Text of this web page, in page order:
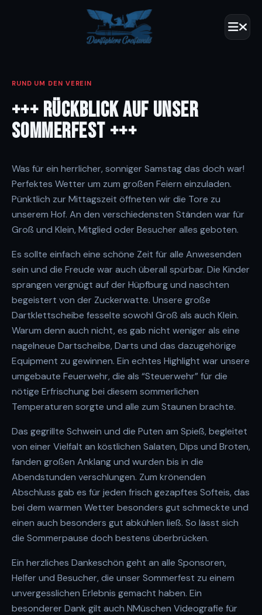
RUND UM DEN VEREIN
+++ RÜCKBLICK AUF UNSER
SOMMERFEST +++
Was für ein herrlicher, sonniger Samstag das doch war!
Perfektes Wetter um zum großen Feiern einzuladen.
Pünktlich zur Mittagszeit öffneten wir die Tore zu
unserem Hof. An den verschiedensten Ständen war für
Groß und Klein, Mitglied oder Besucher alles geboten.
Es sollte einfach eine schöne Zeit für alle Anwesenden
sein und die Freude war auch überall spürbar. Die Kinder
sprangen vergnügt auf der Hüpfburg und naschten
begeistert von der Zuckerwatte. Unsere große
Dartklettscheibe fesselte sowohl Groß als auch Klein.
Warum denn auch nicht, es gab nicht weniger als eine
nagelneue Dartscheibe, Darts und das dazugehörige
Equipment zu gewinnen. Ein echtes Highlight war unsere
umgebaute Feuerwehr, die als “Steuerwehr” für die
nötige Erfrischung bei diesem sommerlichen
Temperaturen sorgte und alle zum Staunen brachte.
Das gegrillte Schwein und die Puten am Spieß, begleitet
von einer Vielfalt an köstlichen Salaten, Dips und Broten,
fanden großen Anklang und wurden bis in die
Abendstunden verschlungen. Zum krönenden
Abschluss gab es für jeden frisch gezapftes Softeis, das
bei dem warmen Wetter besonders gut schmeckte und
einen auch besonders gut abkühlen ließ. So lässt sich
die Sommerpause doch bestens überbrücken.
Ein herzliches Dankeschön geht an alle Sponsoren,
Helfer und Besucher, die unser Sommerfest zu einem
unvergesslichen Erlebnis gemacht haben. Ein
besonderer Dank gilt auch NMüschen Videografie für